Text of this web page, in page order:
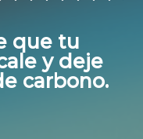
que tu
y deje
carbono.